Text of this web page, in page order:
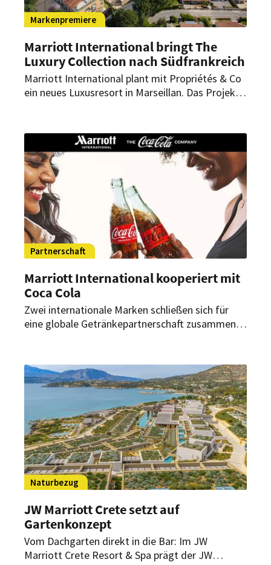
Markenpremiere
Marriott International bringt The
Luxury Collection nach Südfrankreich
Marriott International plant mit Propriétés & Co
ein neues Luxusresort in Marseillan. Das Projekt
bringen.
Partnerschaft
Marriott International kooperiert mit
Coca Cola
Zwei internationale Marken schließen sich für
eine globale Getränkepartnerschaft zusammen.
Naturbezug
JW Marriott Crete setzt auf
Gartenkonzept
Vom Dachgarten direkt in die Bar: Im JW
Marriott Crete Resort & Spa prägt der JW